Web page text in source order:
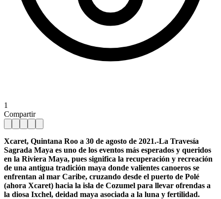
1
Compartir
Xcaret, Quintana Roo a 30 de agosto de 2021.-La Travesía
Sagrada Maya es uno de los eventos más esperados y queridos
en la Riviera Maya, pues significa la recuperación y recreación
de una antigua tradición maya donde valientes canoeros se
enfrentan al mar Caribe, cruzando desde el puerto de Polé
(ahora Xcaret) hacia la isla de Cozumel para llevar ofrendas a
la diosa Ixchel, deidad maya asociada a la luna y fertilidad.